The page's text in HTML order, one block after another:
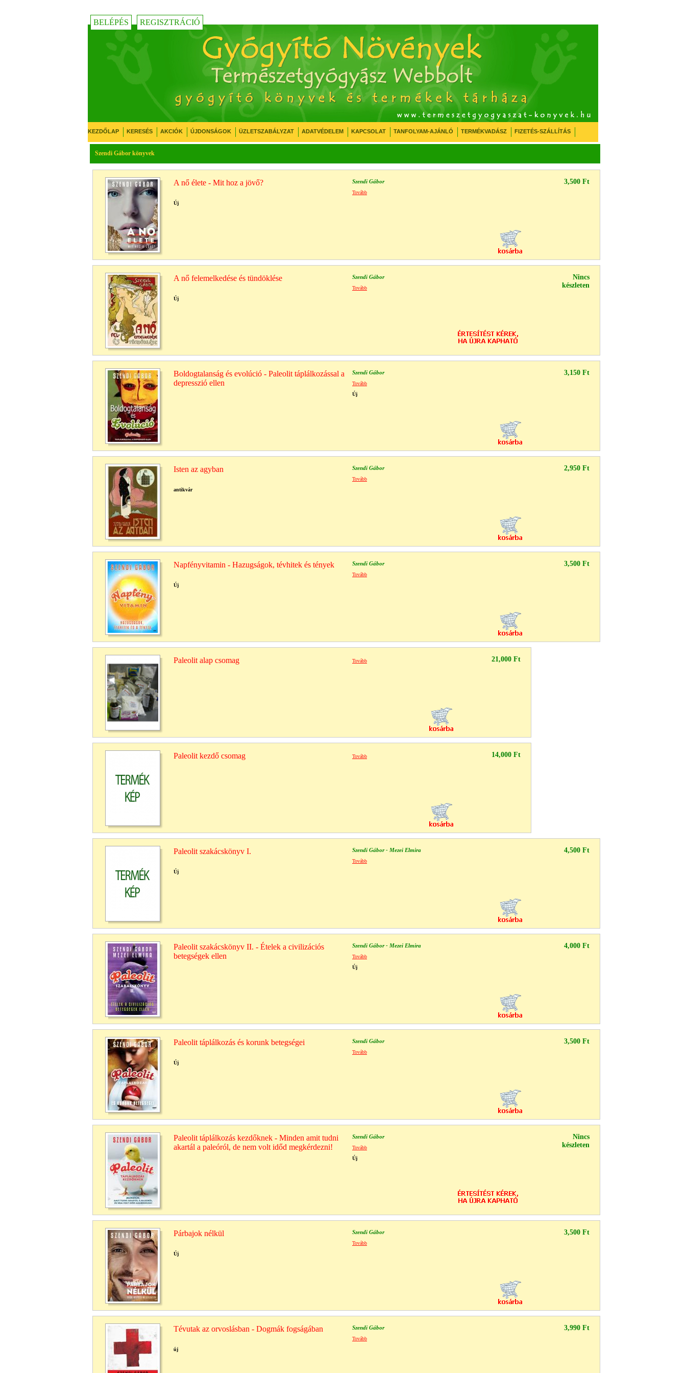
BELÉPÉS REGISZTRÁCIÓ
KEZDŐLAP KERESÉS AKCIÓK ÚJDONSÁGOK ÜZLETSZABÁLYZAT ADATVÉDELEM KAPCSOLAT TANFOLYAM-AJÁNLÓ TERMÉKVADÁSZ FIZETÉS-SZÁLLÍTÁS
Szendi Gábor könyvek
A nő élete - Mit hoz a jövő? Szendi Gábor 3,500 Ft
Tovább
Új
A nő felemelkedése és tündöklése Szendi Gábor
Nincs
készleten
Tovább
Új
Boldogtalanság és evolúció - Paleolit táplálkozással a
depresszió ellen
Szendi Gábor 3,150 Ft
Tovább
Új
Isten az agyban Szendi Gábor 2,950 Ft
Tovább
antikvár
Napfényvitamin - Hazugságok, tévhitek és tények Szendi Gábor 3,500 Ft
Tovább
Új
Paleolit alap csomag 21,000 Ft
Tovább
Paleolit kezdő csomag 14,000 Ft
Tovább
Paleolit szakácskönyv I. Szendi Gábor - Mezei Elmira 4,500 Ft
Tovább
Új
Paleolit szakácskönyv II. - Ételek a civilizációs
betegségek ellen
Szendi Gábor - Mezei Elmira 4,000 Ft
Tovább
Új
Paleolit táplálkozás és korunk betegségei Szendi Gábor 3,500 Ft
Tovább
Új
Paleolit táplálkozás kezdőknek - Minden amit tudni
akartál a paleóról, de nem volt időd megkérdezni!
Szendi Gábor
Nincs
készleten
Tovább
Új
Párbajok nélkül Szendi Gábor 3,500 Ft
Tovább
Új
Tévutak az orvoslásban - Dogmák fogságában Szendi Gábor 3,990 Ft
Tovább
új